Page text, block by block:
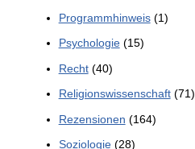
Programmhinweis(1)
Psychologie(15)
Recht(40)
Religionswissenschaft(71)
Rezensionen (164)
Soziologie(28)